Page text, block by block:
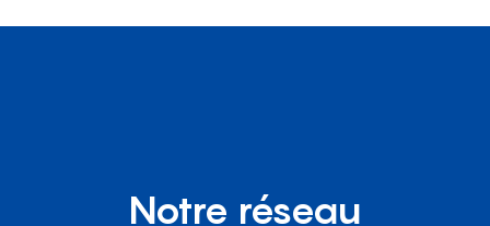
Notre réseau